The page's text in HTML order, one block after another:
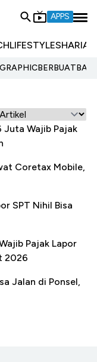
APPS
LIFESTYLESHARIA
Juta Wajib Pajak
Coretax Mobile,
SPT Nihil Bisa
Pajak Lapor
2026
Jalan di Ponsel,